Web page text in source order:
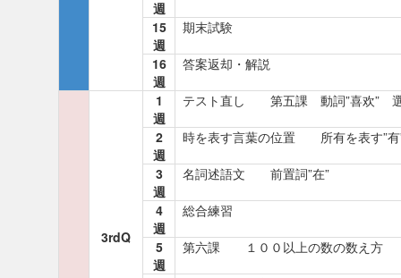
週
15
週
期末試験
16
週
答案返却・解説
3rdQ
1
週
テスト直し 第五課 動詞”喜欢”
2
週
時を表す言葉の位置 所有を表す”有
3
週
名詞述語文 前置詞”在”
4
週
総合練習
5
週
第六課 １００以上の数の数え方